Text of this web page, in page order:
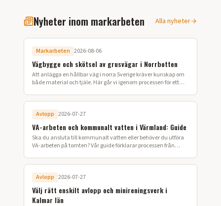
Nyheter inom markarbeten Alla nyheter
Markarbeten 2026-08-06
Vägbygge och skötsel av grusvägar i Norrbotten
Att anlägga en hållbar väg i norra Sverige kräver kunskap om
både material och tjäle. Här går vi igenom processen för ett
Avlopp 2026-07-27
VA-arbeten och kommunalt vatten i Värmland: Guide
Ska du ansluta till kommunalt vatten eller behöver du utföra
VA-arbeten på tomten? Vår guide förklarar processen från
Avlopp 2026-07-27
Välj rätt enskilt avlopp och minireningsverk i
Kalmar län